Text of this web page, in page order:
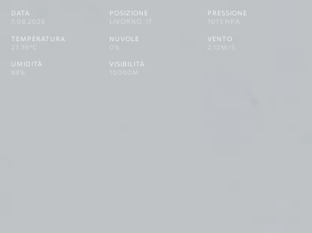
DATA
7.08.2026
POSIZIONE
LIVORNO, IT
PRESSIONE
1013 HPA
TEMPERATURA
27.36°C
NUVOLE
0%
VENTO
2.12M/S
UMIDITÀ
88%
VISIBILITÀ
10000M